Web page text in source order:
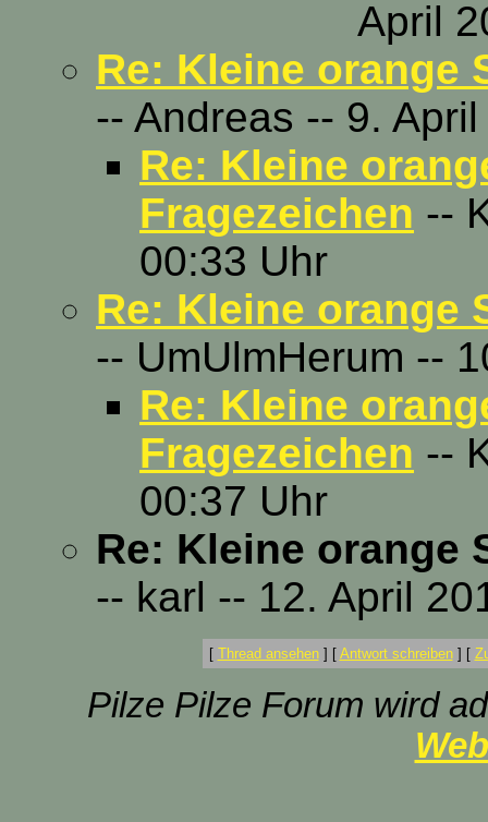
April
Re: Kleine orange
-- Andreas -- 9.
Re: Kleine
Fragezeichen --
00:33 Uhr
Re: Kleine orange
-- UmUlmHerum --
Re: Kleine
Fragezeichen --
00:37 Uhr
Re: Kleine orange
-- karl -- 12. April
[ Thread ansehen] [ Antwort schreiben] [
Pilze Pilze Forum wird